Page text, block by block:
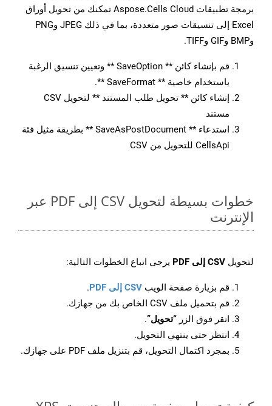
برمجة تطبيقات Aspose.Cells Cloud تمكنك من تحويل أوراق
Excel إلى تنسيقات صور متعددة، بما في ذلك JPEG وPNG
وBMP وGIF وTIFF.
قم بإنشاء كائن ** SaveOption ** وتعيين تنسيق الرغبة
باستخدام خاصية ** SaveFormat **.
إنشاء كائن ** تحويل طلب المستند ** لتحويل CSV
مستند
استدعاء ** SaveAsPostDocument ** بطريقة مثيل فئة
CellsApi للتحويل من CSV
خطوات بسيطة لتحويل CSV إلى PDF عبر
الإنترنت
لتحويل CSV إلى PDF يرجى اتباع الخطوات التالية:
قم بزيارة صفحة الويب CSV إلى PDF
.
قم بتحميل ملف CSV الخاص بك من جهازك.
انقر فوق الزر “تحويل”.
انتظر حتى ينتهي التحويل.
بمجرد اكتمال التحويل، قم بتنزيل ملف PDF على جهازك.